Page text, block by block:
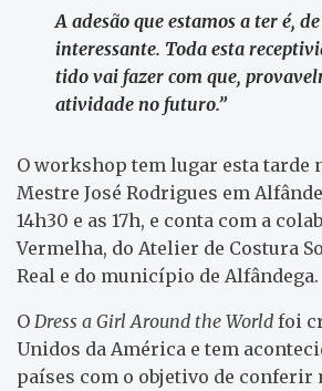
A adesão que estamos a ter é,
interessante. Toda esta
tido vai fazer com que,
atividade no futuro.”
O workshop tem lugar esta tarde
Mestre José Rodrigues em
14h30 e as 17h, e conta com a
Vermelha, do Atelier de Costura
Real e do município de Alfândega.
O Dress a Girl Around the World foi
Unidos da América e tem
países com o objetivo de conferir